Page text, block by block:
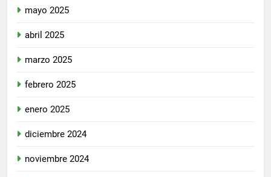
mayo 2025
abril 2025
marzo 2025
febrero 2025
enero 2025
diciembre 2024
noviembre 2024